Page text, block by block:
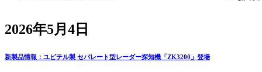
2026年5月4日
新製品情報：ユピテル製 セパレート型レーダー探知機「ZK3200」登場